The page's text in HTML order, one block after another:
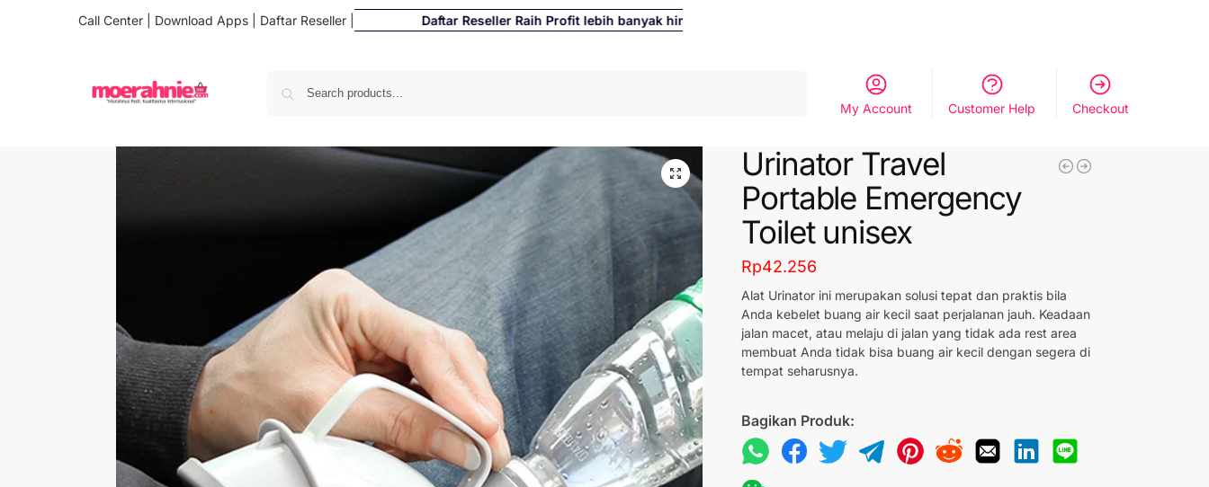
Call Center Download Apps Daftar Reseller Daftar Reseller Raih Profit lebih banyak hingga 500%
My Account Customer Help Checkout
Urinator Travel
Portable Emergency
Toilet unisex
Rp42.256
Alat Urinator ini merupakan solusi tepat dan praktis bila
Anda kebelet buang air kecil saat perjalanan jauh. Keadaan
jalan macet, atau melaju di jalan yang tidak ada rest area
membuat Anda tidak bisa buang air kecil dengan segera di
tempat seharusnya.
Bagikan Produk: